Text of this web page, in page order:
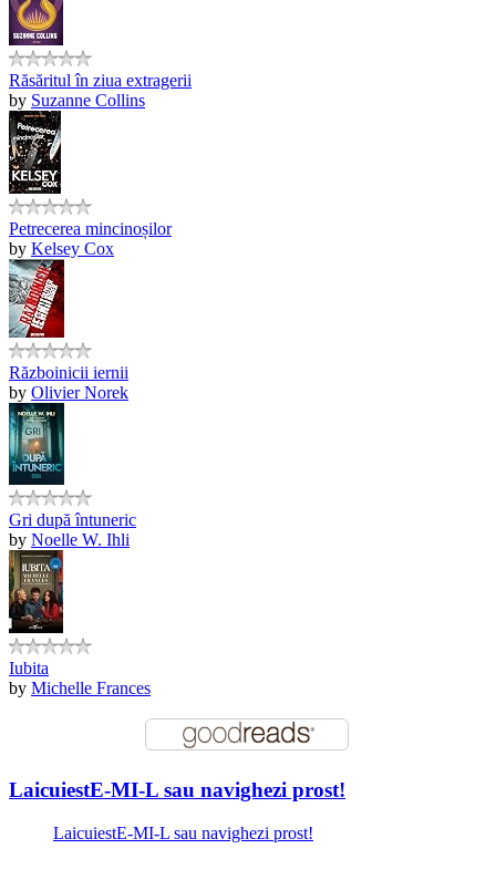
Răsăritul în ziua extragerii
by Suzanne Collins
Petrecerea mincinoșilor
by Kelsey Cox
Războinicii iernii
by Olivier Norek
Gri după întuneric
by Noelle W. Ihli
Iubita
by Michelle Frances
LaicuiestE-MI-L sau navighezi prost!
LaicuiestE-MI-L sau navighezi prost!